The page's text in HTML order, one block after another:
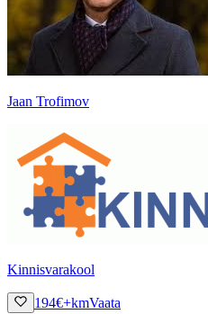
Jaan Trofimov
Kinnisvarakool
194€+kmVaata